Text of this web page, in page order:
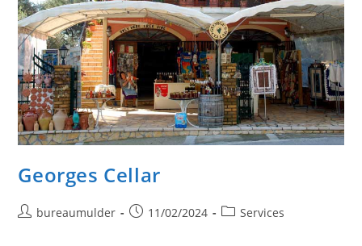
Georges Cellar
Berichtbureaumulder
Bericht11/02/2024 Berichtcategorie:
Services